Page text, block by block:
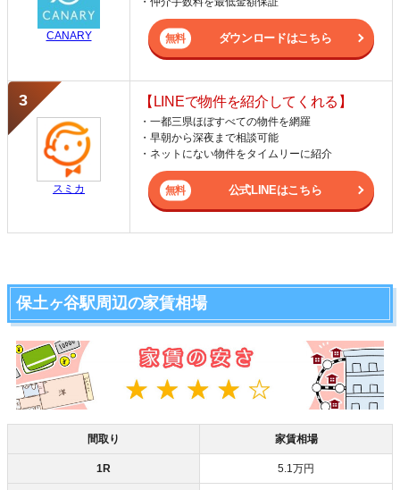
CANARY ダウンロードはこちら
スミカ
【LINEで物件を紹介してくれる】
・一都三県ほぼすべての物件を網羅
・早朝から深夜まで相談可能
・ネットにない物件をタイムリーに紹介
公式LINEはこちら
保土ヶ谷駅周辺の家賃相場
間取り 家賃相場
1R 5.1万円